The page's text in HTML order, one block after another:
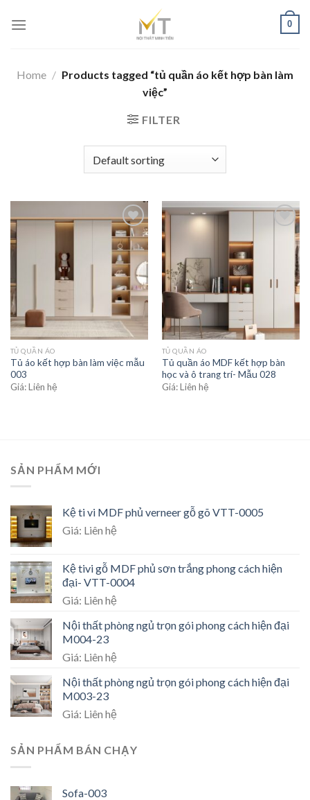
0
Home / Products tagged “tủ quần áo kết hợp bàn làm
việc”
FILTER
Add to
wishlist
TỦ QUẦN ÁO
Tủ áo kết hợp bàn làm việc mẫu
003
Giá: Liên hệ
TỦ QUẦN ÁO
Tủ quần áo MDF kết hợp bàn
học và ô trang trí- Mẫu 028
Giá: Liên hệ
SẢN PHẨM MỚI
Kệ ti vi MDF phủ verneer gỗ gõ VTT-0005
Giá: Liên hệ
Kệ tivi gỗ MDF phủ sơn trắng phong cách hiện
đại- VTT-0004
Giá: Liên hệ
Nội thất phòng ngủ trọn gói phong cách hiện đại
M004-23
Giá: Liên hệ
Nội thất phòng ngủ trọn gói phong cách hiện đại
M003-23
Giá: Liên hệ
SẢN PHẨM BÁN CHẠY
Sofa-003